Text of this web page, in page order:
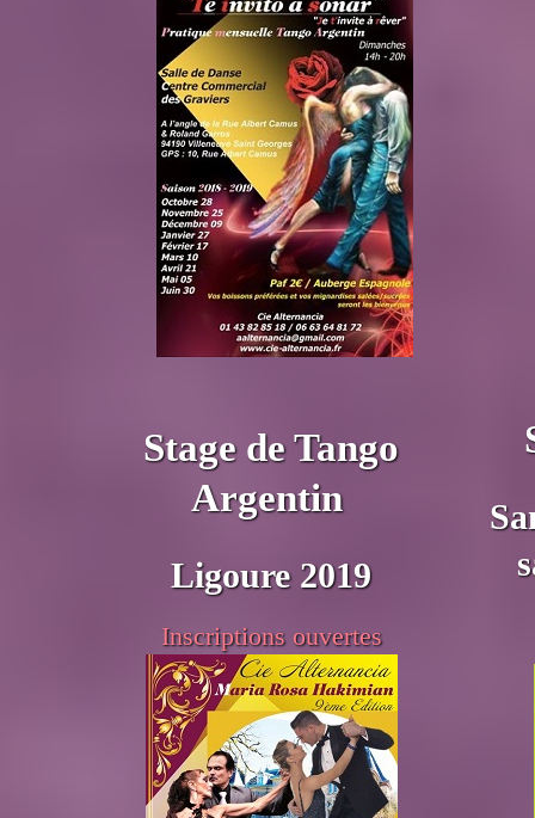
Stage de Tango
Argentin
Ligoure 2019
Inscriptions ouvertes